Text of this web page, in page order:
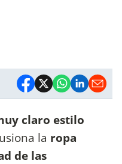
claro estilo
la ropa
de las